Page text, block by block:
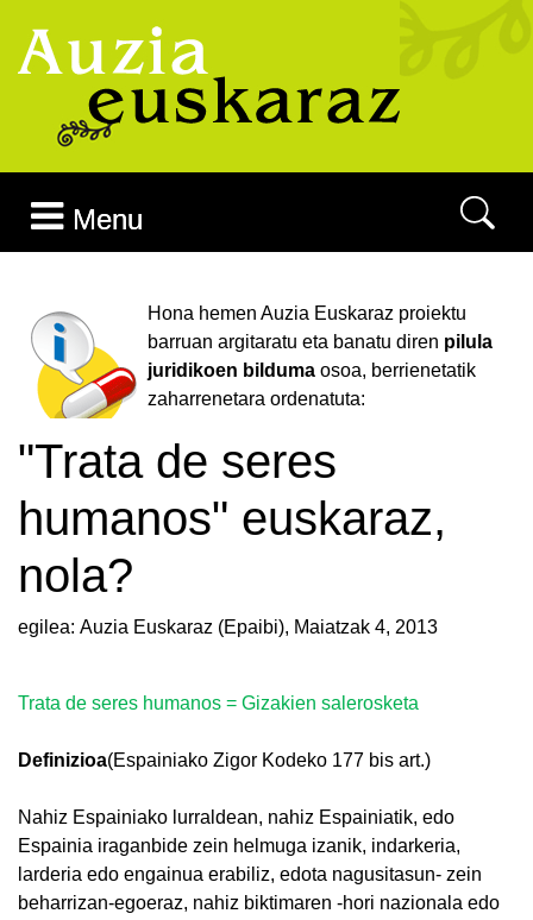
Menu
Hona hemen Auzia Euskaraz proiektu
barruan argitaratu eta banatu diren pilula
juridikoen bilduma osoa, berrienetatik
zaharrenetara ordenatuta:
"Trata de seres
humanos" euskaraz,
nola?
egilea: Auzia Euskaraz (Epaibi), Maiatzak 4, 2013
Trata de seres humanos = Gizakien salerosketa
Definizioa(Espainiako Zigor Kodeko 177 bis art.)
Nahiz Espainiako lurraldean, nahiz Espainiatik, edo
Espainia iraganbide zein helmuga izanik, indarkeria,
larderia edo engainua erabiliz, edota nagusitasun- zein
beharrizan-egoeraz, nahiz biktimaren -hori nazionala edo